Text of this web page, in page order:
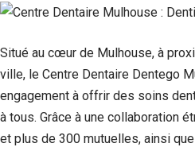
Situé au cœur de Mulhouse, à
ville, le Centre Dentaire Dentego
engagement à offrir des soins
à tous. Grâce à une collaboration
et plus de 300 mutuelles, ainsi